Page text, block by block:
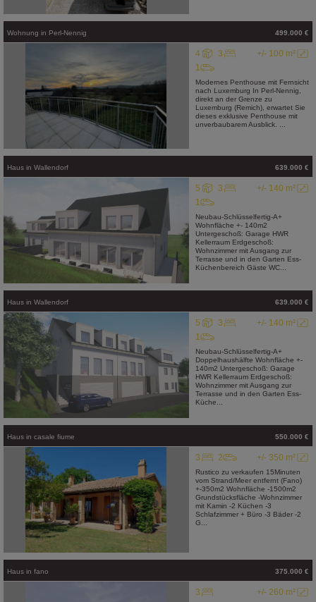
Wohnung in Perl-Nennig 499.000 €
+/- 100 m²
4
3
1
Modernes Penthouse mit Fernsicht
nach Luxemburg In Perl-Nennig,
direkt an der Grenze zu
Luxemburg (Remich), erwartet Sie
dieses exklusive Penthouse mit
unverbaubarem Ausblick. ...
Haus in Wallendorf 639.000 €
+/- 140 m²
5
3
1
Neubau-Schlüsselfertig-A+
Wohnfläche +- 140m2
Untergeschoß: Garage HWR
Kellerraum Erdgeschoß:
Wohnzimmer mit Ausgang zur
Terrasse und in den Garten Ess-
Küchenbereich Gäste WC...
Haus in Wallendorf 639.000 €
+/- 140 m²
5
3
1
Neubau-Schlüsselfertig-A+
Doppelhaushälfte Wohnfläche +-
140m2 Untergeschoß: Garage
HWR Kellerraum Erdgeschoß:
Wohnzimmer mit Ausgang zur
Terrasse und in den Garten Ess-
Küche...
Haus in casale fiume 550.000 €
+/- 350 m²
3 2
Rustico zu verkaufen 15Minuten
vom Strand/Meer entfernt (Fano)
+-350m2 Wohnfläche -1500m2
Grundstücksfläche -Wohnzimmer
mit Kamin -2 Küchen -3
Schlafzimmer + Büro -3 Bäder -2
G...
Haus in fano 375.000 €
+/- 260 m²
3